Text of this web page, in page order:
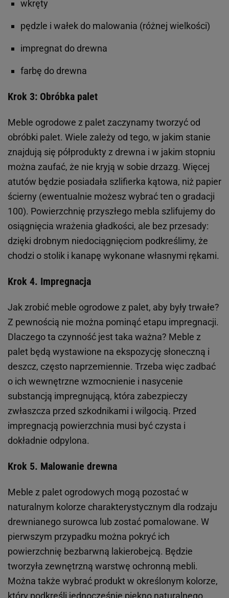
wkręty
pędzle i wałek do malowania (różnej wielkości)
impregnat do drewna
farbę do drewna
Krok 3: Obróbka palet
Meble ogrodowe z palet zaczynamy tworzyć od
obróbki palet. Wiele zależy od tego, w jakim stanie
znajdują się półprodukty z drewna i w jakim stopniu
można zaufać, że nie kryją w sobie drzazg. Więcej
atutów będzie posiadała szlifierka kątowa, niż papier
ścierny (ewentualnie możesz wybrać ten o gradacji
100). Powierzchnię przyszłego mebla szlifujemy do
osiągnięcia wrażenia gładkości, ale bez przesady:
dzięki drobnym niedociągnięciom podkreślimy, że
chodzi o stolik i kanapę wykonane własnymi rękami.
Krok 4. Impregnacja
Jak zrobić meble ogrodowe z palet, aby były trwałe?
Z pewnością nie można pominąć etapu impregnacji.
Dlaczego ta czynność jest taka ważna? Meble z
palet będą wystawione na ekspozycję słoneczną i
deszcz, często naprzemiennie. Trzeba więc zadbać
o ich wewnętrzne wzmocnienie i nasycenie
substancją impregnującą, która zabezpieczy
zwłaszcza przed szkodnikami i wilgocią. Przed
impregnacją powierzchnia musi być czysta i
dokładnie odpylona.
Krok 5. Malowanie drewna
Meble z palet ogrodowych mogą pozostać w
naturalnym kolorze charakterystycznym dla rodzaju
drewnianego surowca lub zostać pomalowane. W
pierwszym przypadku można pokryć ich
powierzchnię bezbarwną lakierobejcą. Będzie
tworzyła zewnętrzną warstwę ochronną mebli.
Można także wybrać produkt w określonym kolorze,
który podkreśli jednocześnie piękno naturalnego